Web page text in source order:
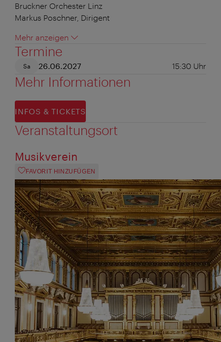
Bruckner Orchester Linz
Markus Poschner, Dirigent
Mehr anzeigen
Termine
Sa 26.06.2027 15:30 Uhr
Mehr Informationen
INFOS & TICKETS
Veranstaltungsort
Musikverein
FAVORIT HINZUFÜGEN